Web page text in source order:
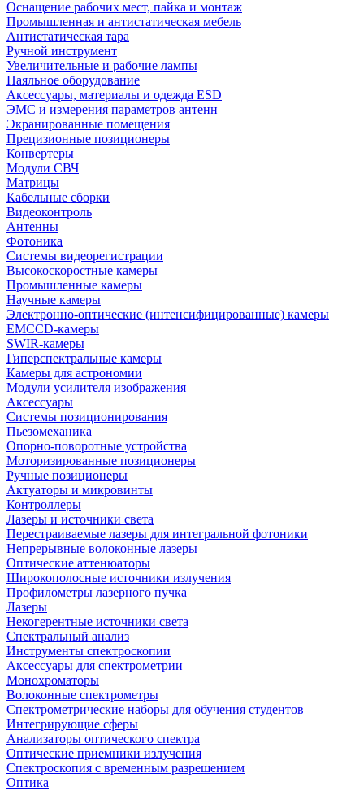
Оснащение рабочих мест, пайка и монтаж
Промышленная и антистатическая мебель
Антистатическая тара
Ручной инструмент
Увеличительные и рабочие лампы
Паяльное оборудование
Аксессуары, материалы и одежда ESD
ЭМС и измерения параметров антенн
Экранированные помещения
Прецизионные позиционеры
Конвертеры
Модули СВЧ
Матрицы
Кабельные сборки
Видеоконтроль
Антенны
Фотоника
Cистемы видеорегистрации
Высокоскоростные камеры
Промышленные камеры
Научные камеры
Электронно-оптические (интенсифицированные) камеры
EMCCD-камеры
SWIR-камеры
Гиперспектральные камеры
Камеры для астрономии
Модули усилителя изображения
Аксессуары
Системы позиционирования
Пьезомеханика
Опорно-поворотные устройства
Моторизированные позиционеры
Ручные позиционеры
Актуаторы и микровинты
Контроллеры
Лазеры и источники света
Перестраиваемые лазеры для интегральной фотоники
Непрерывные волоконные лазеры
Оптические аттенюаторы
Широкополосные источники излучения
Профилометры лазерного пучка
Лазеры
Некогерентные источники света
Спектральный анализ
Инструменты спектроскопии
Аксессуары для спектрометрии
Монохроматоры
Волоконные спектрометры
Спектрометрические наборы для обучения студентов
Интегрирующие сферы
Анализаторы оптического спектра
Оптические приемники излучения
Спектроскопия с временным разрешением
Оптика